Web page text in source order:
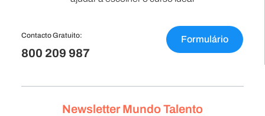
Contacto Gratuito:
800 209 987
Formulário
Newsletter Mundo Talento